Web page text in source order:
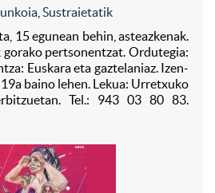
Sustraietatik
15 egunean behin, asteazkenak.
pertsonentzat. Ordutegia:
Euskara eta gaztelaniaz. Izen-
baino lehen. Lekua: Urretxuko
Tel.: 943 03 80 83.